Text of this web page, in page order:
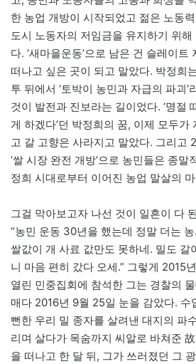
한 농업 개방이 시작되었고 젊은 노동
도시 노동자의 저임금을 유지하기 위
다. ‘새마을운동’으로 남은 건 슬레이트
떠나고 싶은 곳이 되고 말았다. 박정희
투 뒤에서 ‘토박이 농민과 자급의 파괴
것이 발전과 진보라는 길이었다. ‘명절
게 하겠다’던 박정희의 꿈, 이제 모두
고 갈 고향은 사라지고 말았다. 그리고
‘쌀 시장 완전 개방’으로 농민들은 종
정희 시대로부터 이어진 농업 말살의
그걸 막아보고자 나선 것이 일흔이 다
“농민 운동 30년을 했는데 정말 더는
쌀값이 개 사료 값만도 못하네. 밀도 갈
니 마음 편히 갔다 오세.” 그렇게 2015
열린 민중집회에 참석한 그는 경찰의
매다 2016년 9월 25일 눈을 감았다. 수
뻔한 우리 밀 종자를 살려낸 대지의 파
리며 살다가 목숨까지 씨알로 바쳐준
을 떠나고 한 달 뒤, 그가 쓰러졌던 그